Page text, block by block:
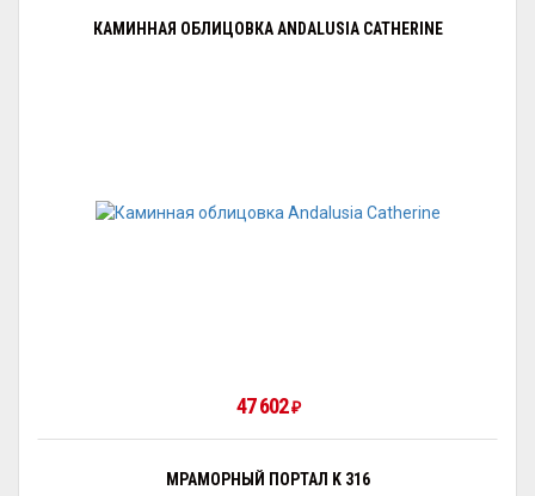
КАМИННАЯ ОБЛИЦОВКА ANDALUSIA CATHERINE
47 602₽
МРАМОРНЫЙ ПОРТАЛ K 316